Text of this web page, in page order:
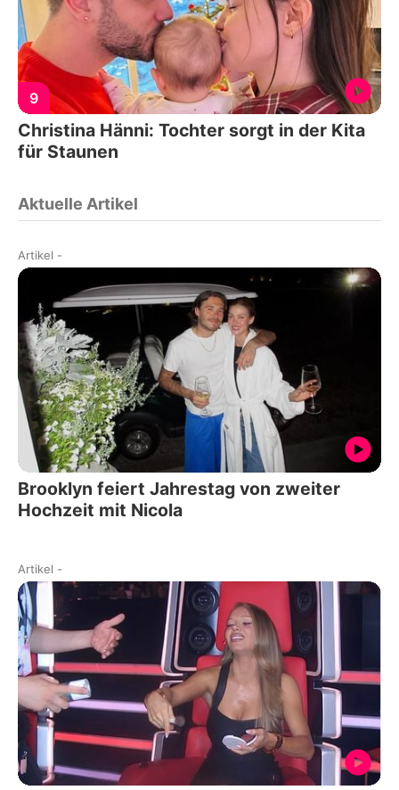
9
Christina Hänni: Tochter sorgt in der Kita
für Staunen
Aktuelle Artikel
Artikel -
Brooklyn feiert Jahrestag von zweiter
Hochzeit mit Nicola
Artikel -